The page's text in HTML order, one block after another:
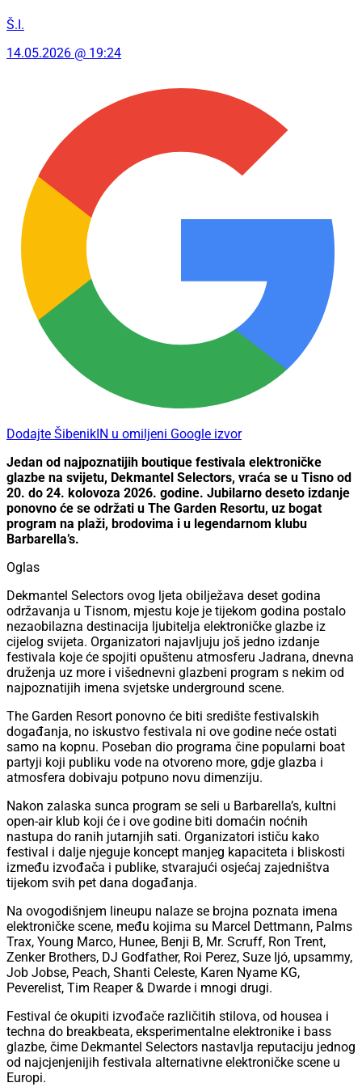
Š.I.
14.05.2026 @ 19:24
Dodajte ŠibenikIN u omiljeni Google izvor
Jedan od najpoznatijih boutique festivala elektroničke
glazbe na svijetu, Dekmantel Selectors, vraća se u Tisno od
20. do 24. kolovoza 2026. godine. Jubilarno deseto izdanje
ponovno će se održati u The Garden Resortu, uz bogat
program na plaži, brodovima i u legendarnom klubu
Barbarella’s.
Oglas
Dekmantel Selectors ovog ljeta obilježava deset godina
održavanja u Tisnom, mjestu koje je tijekom godina postalo
nezaobilazna destinacija ljubitelja elektroničke glazbe iz
cijelog svijeta. Organizatori najavljuju još jedno izdanje
festivala koje će spojiti opuštenu atmosferu Jadrana, dnevna
druženja uz more i višednevni glazbeni program s nekim od
najpoznatijih imena svjetske underground scene.
The Garden Resort ponovno će biti središte festivalskih
događanja, no iskustvo festivala ni ove godine neće ostati
samo na kopnu. Poseban dio programa čine popularni boat
partyji koji publiku vode na otvoreno more, gdje glazba i
atmosfera dobivaju potpuno novu dimenziju.
Nakon zalaska sunca program se seli u Barbarella’s, kultni
open-air klub koji će i ove godine biti domaćin noćnih
nastupa do ranih jutarnjih sati. Organizatori ističu kako
festival i dalje njeguje koncept manjeg kapaciteta i bliskosti
između izvođača i publike, stvarajući osjećaj zajedništva
tijekom svih pet dana događanja.
Na ovogodišnjem lineupu nalaze se brojna poznata imena
elektroničke scene, među kojima su Marcel Dettmann, Palms
Trax, Young Marco, Hunee, Benji B, Mr. Scruff, Ron Trent,
Zenker Brothers, DJ Godfather, Roi Perez, Suze Ijó, upsammy,
Job Jobse, Peach, Shanti Celeste, Karen Nyame KG,
Peverelist, Tim Reaper & Dwarde i mnogi drugi.
Festival će okupiti izvođače različitih stilova, od housea i
techna do breakbeata, eksperimentalne elektronike i bass
glazbe, čime Dekmantel Selectors nastavlja reputaciju jednog
od najcjenjenijih festivala alternativne elektroničke scene u
Europi.